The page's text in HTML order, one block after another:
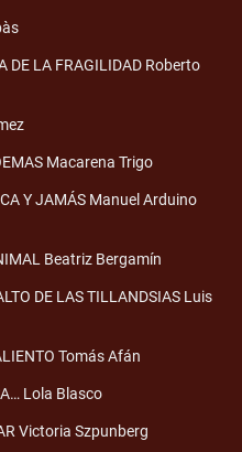
DE LA FRAGILIDAD Roberto
Macarena Trigo
Y JAMÁS Manuel Arduino
Beatriz Bergamín
DE LAS TILLANDSIAS Luis
Tomás Afán
Lola Blasco
Victoria Szpunberg